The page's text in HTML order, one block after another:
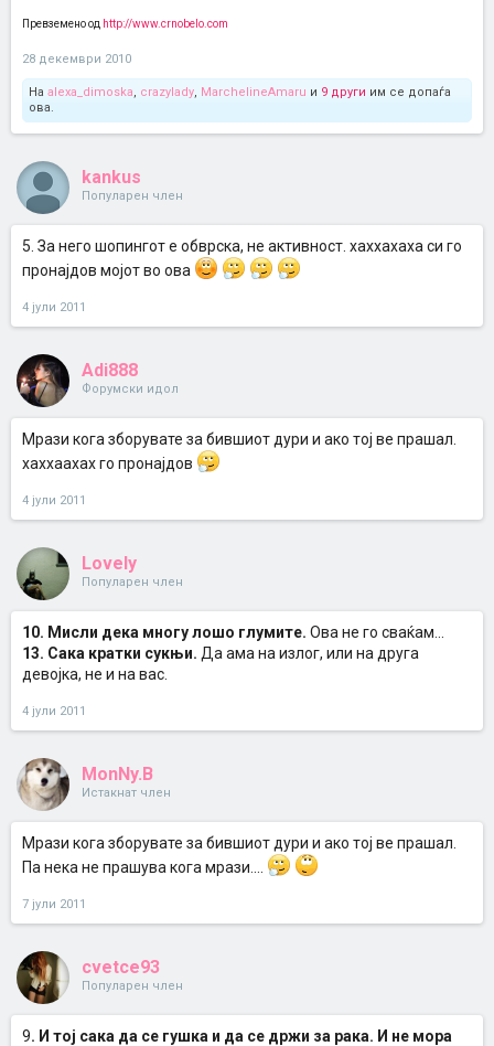
Превземено од http://www.crnobelo.com
28 декември 2010
На alexa_dimoska, crazylady, MarchelineAmaru и 9 други им се допаѓа
ова.
kankus
Популарен член
5. За него шопингот е обврска, не активност. хаххахаха си го
пронајдов мојот во ова
4 јули 2011
Adi888
Форумски идол
Мрази кога зборувате за бившиот дури и ако тој ве прашал.
хаххаахах го пронајдов
4 јули 2011
Lovely
Популарен член
10. Мисли дека многу лошо глумите. Ова не го сваќам...
13. Сака кратки сукњи. Да ама на излог, или на друга
девојка, не и на вас.
4 јули 2011
MonNy.B
Истакнат член
Мрази кога зборувате за бившиот дури и ако тој ве прашал.
Па нека не прашува кога мрази....
7 јули 2011
cvetce93
Популарен член
9. И тој сака да се гушка и да се држи за рака. И не мора